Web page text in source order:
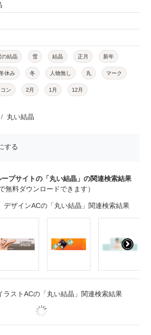
の結晶 雪 結晶 正月 新年
休み 冬 人物無し 丸 マーク
ン 2月 1月 12月
丸い結晶
する
プサイトの「丸い結晶」の関連検索結果
無料ダウンロードできます）
デザインACの「丸い結晶」関連検索結果
ラストACの「丸い結晶」関連検索結果